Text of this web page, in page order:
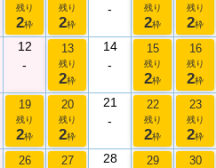
残り
2枠
残り
2枠
-
残り
2枠
残り
2枠
12
-
13
残り
2枠
14
-
15
残り
2枠
16
残り
2枠
19
残り
2枠
20
残り
2枠
21
-
22
残り
2枠
23
残り
2枠
26 27
28
29 30